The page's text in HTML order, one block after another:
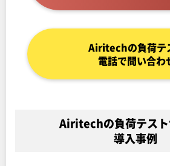
Airitechの負荷テ
電話で問い合わ
Airitechの負荷テスト
導入事例